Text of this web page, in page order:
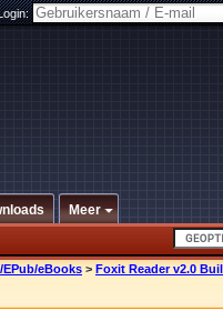
Meer
EPub/eBooks > Foxit Reader v2.0